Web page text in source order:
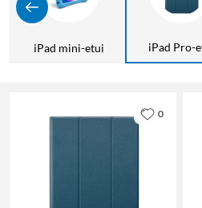
iPad mini-etui iPad Pro-
0